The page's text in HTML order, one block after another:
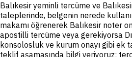
Balıkesir yeminli tercüme ve
taleplerinde, belgenin nerede
makamı öğrenerek Balıkesir noter
apostilli tercüme veya gerekiyorsa
konsolosluk ve kurum onayı gibi ek
teklif aşamasında bilgi veriyoruz;